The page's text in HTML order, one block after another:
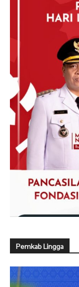
Pemkab Lingga